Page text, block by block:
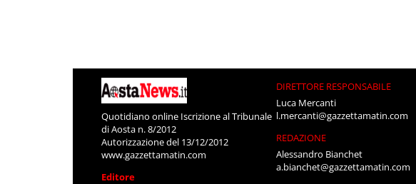
Quotidiano online Iscrizione al Tribunale
di Aosta n. 8/2012
Autorizzazione del 13/12/2012
www.gazzettamatin.com
Editore
DIRETTORE RESPONSABILE
Luca Mercanti
l.mercanti@gazzettamatin.com
REDAZIONE
Alessandro Bianchet
a.bianchet@gazzettamatin.com